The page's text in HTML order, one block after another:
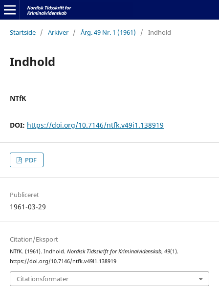
Startside / Arkiver / Årg. 49 Nr. 1 (1961) / Indhold
Indhold
NTfK
DOI: https://doi.org/10.7146/ntfk.v49i1.138919
PDF
Publiceret
1961-03-29
Citation/Eksport
NTfK. (1961). Indhold. Nordisk Tidsskrift for Kriminalvidenskab, 49(1).
https://doi.org/10.7146/ntfk.v49i1.138919
Citationsformater